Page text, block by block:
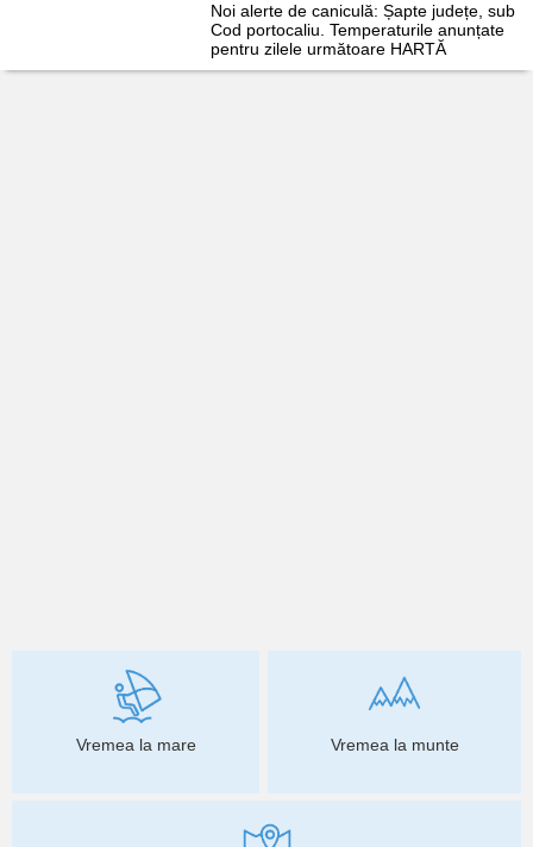
Noi alerte de caniculă: Șapte județe, sub
Cod portocaliu. Temperaturile anunțate
pentru zilele următoare HARTĂ
Vremea la mare Vremea la munte